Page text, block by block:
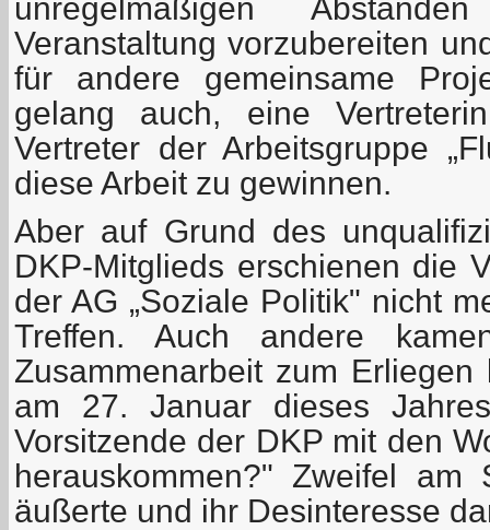
unregelmäßigen
Veranstaltung vorzubereiten
für andere gemeinsame
gelang auch, eine
Vertreter der Arbeitsgruppe
diese Arbeit zu gewinnen.
Aber auf Grund des
DKP-Mitglieds erschienen die
der AG „Soziale Politik" nicht
Treffen. Auch andere
Zusammenarbeit zum
am 27. Januar dieses
Vorsitzende der DKP mit den
herauskommen?" Zweifel am
äußerte und ihr Desinteresse